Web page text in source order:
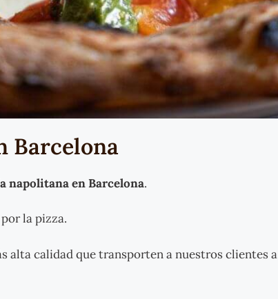
Barcelona
napolitana en Barcelona.
la pizza.
alta calidad que transporten a nuestros clientes a